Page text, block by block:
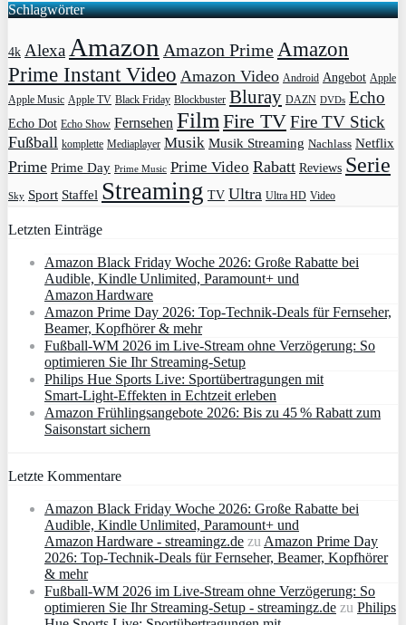
Schlagwörter
4k Alexa Amazon Amazon Prime Amazon
Prime Instant Video Amazon Video Android Angebot Apple
Apple Music Apple TV Black Friday Blockbuster Bluray DAZN DVDs Echo
Echo Dot Echo Show Fernsehen Film Fire TVFire TV Stick
Fußball komplette Mediaplayer Musik Musik Streaming Nachlass Netflix
Prime Prime Day Prime Music Prime Video Rabatt Reviews Serie
Sky Sport Staffel Streaming TV Ultra Ultra HD Video
Letzten Einträge
Amazon Black Friday Woche 2026: Große Rabatte bei
Audible, Kindle Unlimited, Paramount+ und
Amazon Hardware
Amazon Prime Day 2026: Top-Technik-Deals für Fernseher,
Beamer, Kopfhörer & mehr
Fußball-WM 2026 im Live-Stream ohne Verzögerung: So
optimieren Sie Ihr Streaming-Setup
Philips Hue Sports Live: Sportübertragungen mit
Smart‑Light‑Effekten in Echtzeit erleben
Amazon Frühlingsangebote 2026: Bis zu 45 % Rabatt zum
Saisonstart sichern
Letzte Kommentare
Amazon Black Friday Woche 2026: Große Rabatte bei
Audible, Kindle Unlimited, Paramount+ und
Amazon Hardware - streamingz.de zu Amazon Prime Day
2026: Top-Technik-Deals für Fernseher, Beamer, Kopfhörer
& mehr
Fußball-WM 2026 im Live-Stream ohne Verzögerung: So
optimieren Sie Ihr Streaming-Setup - streamingz.de zu Philips